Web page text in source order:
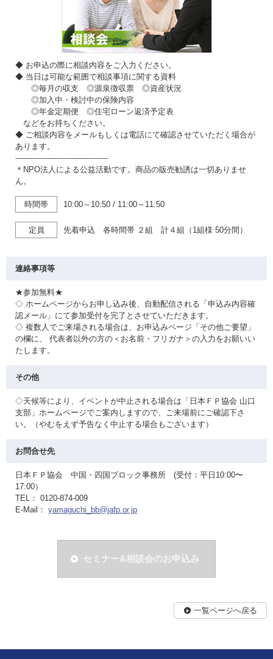
◆ お申込の際に相談内容をご入力ください。
◆ 当日は可能な範囲で相談事項に関する資料
◎毎月の収支 ◎源泉徴収票 ◎資産状況
◎加入中・検討中の保険内容
◎年金定期便 ◎住宅ローン返済予定表
などをお持ちください。
◆ ご相談内容をメールもしくは電話にて確認させていただく場合が
あります。
--------------------------------------
＊NPO法人による公益活動です。商品の販売勧誘は一切ありませ
ん。
時間帯 10:00～10:50 / 11:00～11:50
定員 先着申込 各時間帯 ２組 計４組（1組様 50分間）
連絡事項等
★参加無料★
◇ ホームページからお申し込み後、自動配信される「申込み内容確
認メール」にて参加受付を完了とさせていただきます。
◇ 複数人でご来場される場合は、お申込みページ「その他ご要望」
の欄に、 代表者以外の方の＜お名前・フリガナ＞の入力をお願いい
たします。
その他
◇天候等により、イベントが中止される場合は「日本ＦＰ協会 山口
支部」ホームページでご案内しますので、ご来場前にご確認下さ
い。（やむをえず予告なく中止する場合もございます）
お問合せ先
日本ＦＰ協会 中国・四国ブロック事務所 (受付：平日10:00〜
17:00）
TEL： 0120-874-009
E-Mail： yamaguchi_bb@jafp.or.jp
セミナー&相談会のお申込み
一覧ページへ戻る